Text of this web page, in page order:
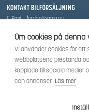
Om cookies på
Vi använder cookies för att
webbplatsens prestanda
kopplade till sociala medier
och annonser. Läs mer
KONTAKT BILFÖRSÄLJNING
E-Post
fordon@sama.nu
Vi har sedan 1970-talet levererat
har idag även ett brett utbud av
Can-Am, Sea-Doo.
Vi är certifierad serviceverkstad.
SOCIALT